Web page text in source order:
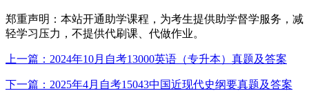
郑重声明：本站开通助学课程，为考生提供助学督学服务，减
轻学习压力，不提供代刷课、代做作业。
上一篇：2024年10月自考13000英语（专升本）真题及答案
下一篇：2025年4月自考15043中国近现代史纲要真题及答案